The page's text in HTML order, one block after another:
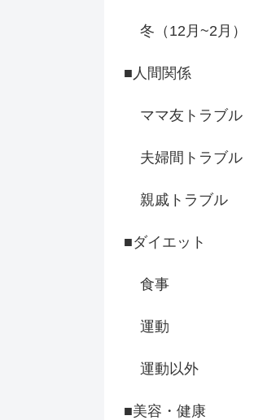
冬（12月~2月）
■人間関係
ママ友トラブル
夫婦間トラブル
親戚トラブル
■ダイエット
食事
運動
運動以外
■美容・健康